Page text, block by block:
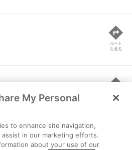
ルート
を見る
ルート
を見る
線
My Personal
to enhance site navigation,
assist in our marketing efforts.
about your use of our